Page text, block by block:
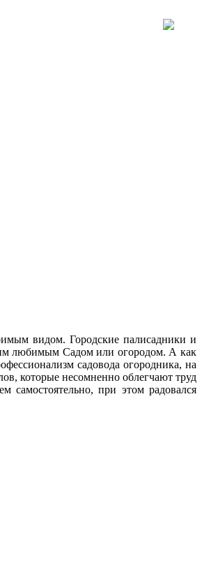
видом. Городские палисадники и
любимым Cадом или огородом. А как
садовода огородника, на
которые несомненно облегчают труд
самостоятельно, при этом радовался